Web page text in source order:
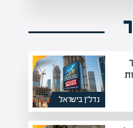
נדל”ן בישראל